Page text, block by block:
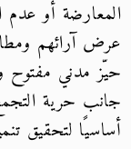
المعارضة أو عدم
عرض آرائهم
حيّز مدني مفتوح
جانب حرية
أساسيًا لتحقيق